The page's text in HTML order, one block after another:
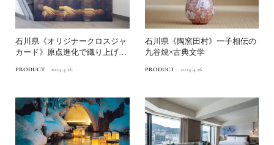
石川県《オリジナークロスジャ
カード》原点進化で織り上げる
PRODUCT 2024.4.26
石川県《陶窯田村》一子相伝の
九谷焼×古典文学
PRODUCT 2024.4.26